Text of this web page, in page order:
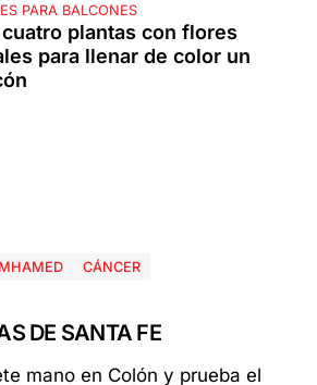
PARA BALCONES
cuatro plantas con flores
para llenar de color un
CÁNCER
DE SANTA FE